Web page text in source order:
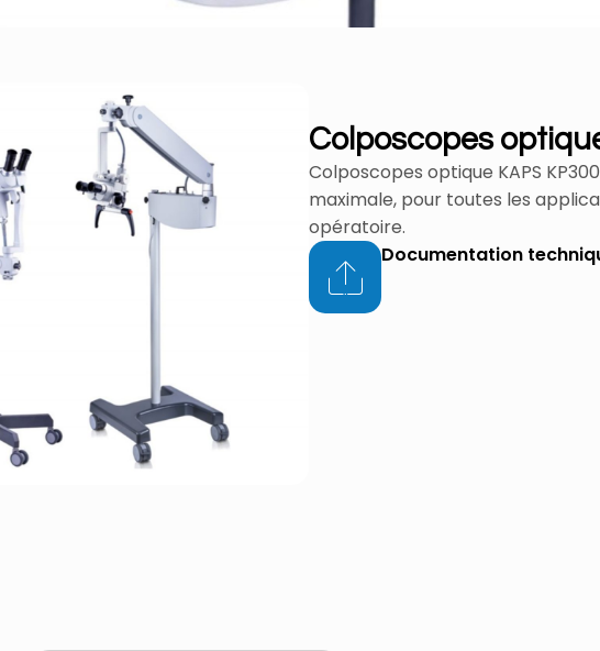
Colposcopes
Colposcopes optique KAPS
maximale, pour toutes les
opératoire.
Documentation